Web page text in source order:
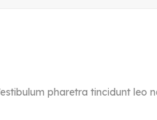
pharetra tincidunt leo